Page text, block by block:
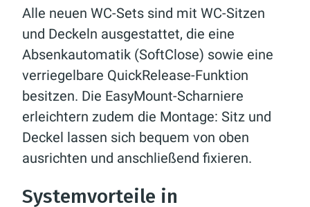
Alle neuen WC-Sets sind mit WC-Sitzen
und Deckeln ausgestattet, die eine
Absenkautomatik (SoftClose) sowie eine
verriegelbare QuickRelease-Funktion
besitzen. Die EasyMount-Scharniere
erleichtern zudem die Montage: Sitz und
Deckel lassen sich bequem von oben
ausrichten und anschließend fixieren.
Systemvorteile in